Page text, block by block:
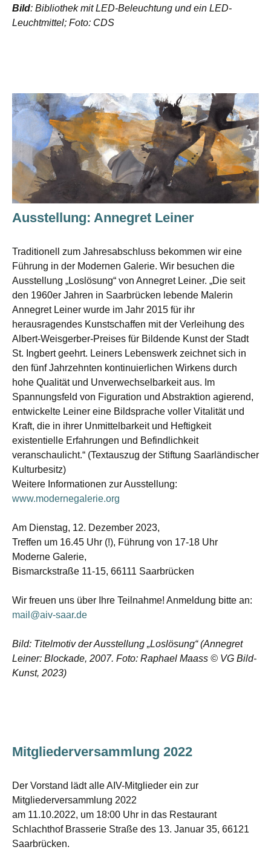
Bild: Bibliothek mit LED-Beleuchtung und ein LED-
Leuchtmittel; Foto: CDS
Ausstellung: Annegret Leiner
Traditionell zum Jahresabschluss bekommen wir eine
Führung in der Modernen Galerie. Wir besuchen die
Ausstellung „Loslösung“ von Annegret Leiner. „Die seit
den 1960er Jahren in Saarbrücken lebende Malerin
Annegret Leiner wurde im Jahr 2015 für ihr
herausragendes Kunstschaffen mit der Verleihung des
Albert-Weisgerber-Preises für Bildende Kunst der Stadt
St. Ingbert geehrt. Leiners Lebenswerk zeichnet sich in
den fünf Jahrzehnten kontinuierlichen Wirkens durch
hohe Qualität und Unverwechselbarkeit aus. Im
Spannungsfeld von Figuration und Abstraktion agierend,
entwickelte Leiner eine Bildsprache voller Vitalität und
Kraft, die in ihrer Unmittelbarkeit und Heftigkeit
existentielle Erfahrungen und Befindlichkeit
veranschaulicht.“ (Textauszug der Stiftung Saarländischer
Kulturbesitz)
Weitere Informationen zur Ausstellung:
www.modernegalerie.org
Am Dienstag, 12. Dezember 2023,
Treffen um 16.45 Uhr (!), Führung von 17-18 Uhr
Moderne Galerie,
Bismarckstraße 11-15, 66111 Saarbrücken
Wir freuen uns über Ihre Teilnahme! Anmeldung bitte an:
mail@aiv-saar.de
Bild: Titelmotiv der Ausstellung „Loslösung“ (Annegret
Leiner: Blockade, 2007. Foto: Raphael Maass © VG Bild-
Kunst, 2023)
Mitgliederversammlung 2022
Der Vorstand lädt alle AIV-Mitglieder ein zur
Mitgliederversammlung 2022
am 11.10.2022, um 18:00 Uhr in das Restaurant
Schlachthof Brasserie Straße des 13. Januar 35, 66121
Saarbrücken.